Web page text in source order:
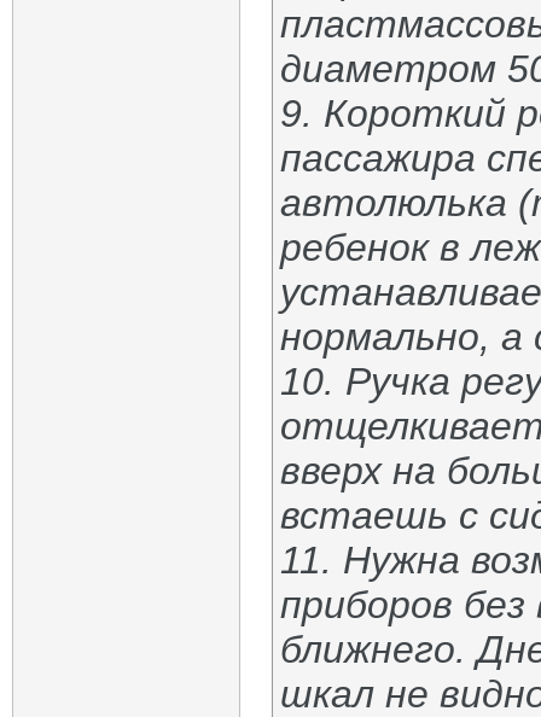
диаметром
9. Короткий
пассажира
автолюлька
ребенок в
нормально,
10. Ручка
вверх на
встаешь с
11. Нужна
приборов
ближнего.
шкал не